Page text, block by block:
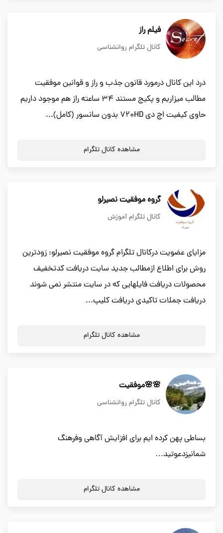
فیلم راز
کانال تلگرام روانشناسی
درد این کانال درمورد قانون جذب و راز و قوانین موفقیت
مطالب میزاریم و پکیج مستند ۳۴ ساعته راز هم موجود داریم
حاوی کیفیت اچ دی 720HD بدون سانسور (کامل)...
مشاهده کانال تلگرام
گروه موفقیت نصیرلو
کانال تلگرام آموزش
مزایای عضویت درکانال تلگرام گروه موفقیت نصیرلو: زودترین
روش برای اطلاع ازمطالب جدید سایت دریافت کدتخفیف
محصولات دریافت فایلهایی که در سایت منتشر نمی شوند
دریافت جملات تاکیدی دریافت کلیپ...
مشاهده کانال تلگرام
🌸🌸موفقیت
کانال تلگرام روانشناسی
بساطی پهن کرده ایم برای افزایش آگاهی وفرهنگ
شمانیزدعوتید…
مشاهده کانال تلگرام